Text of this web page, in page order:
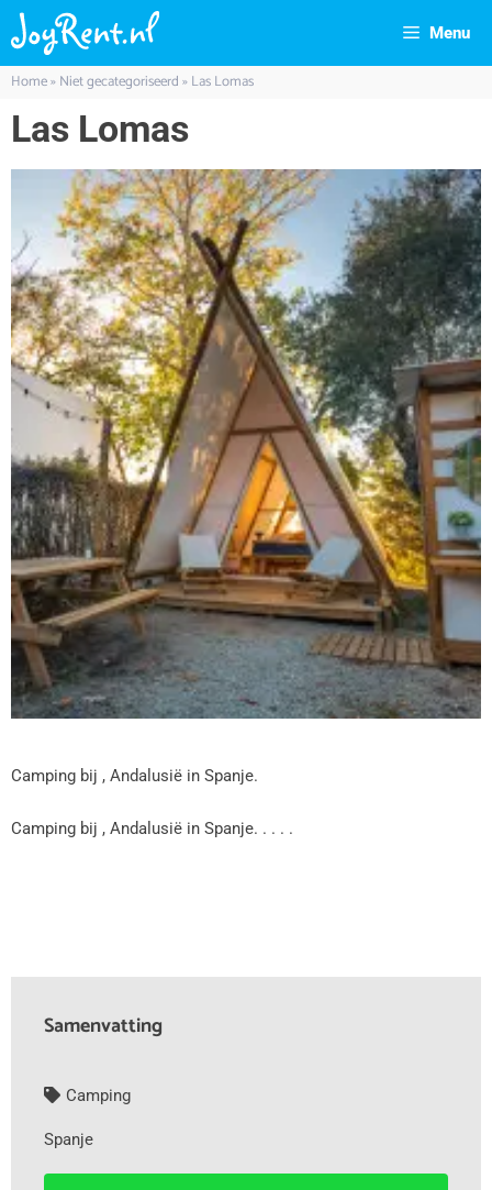
Menu
Home»Niet gecategoriseerd»Las Lomas
Las Lomas
Camping bij , Andalusië in Spanje.
Camping bij , Andalusië in Spanje. . . . .
Samenvatting
Camping
Spanje